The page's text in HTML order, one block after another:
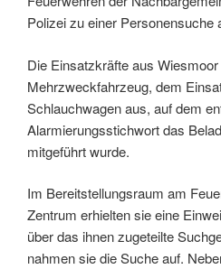
Polizei zu einer Personensuche
Die Einsatzkräfte aus
Mehrzweckfahrzeug, dem
Schlauchwagen aus, auf dem
Alarmierungsstichwort das
mitgeführt wurde.
Im Bereitstellungsraum am
Zentrum erhielten sie eine
über das ihnen zugeteilte
nahmen sie die Suche auf.